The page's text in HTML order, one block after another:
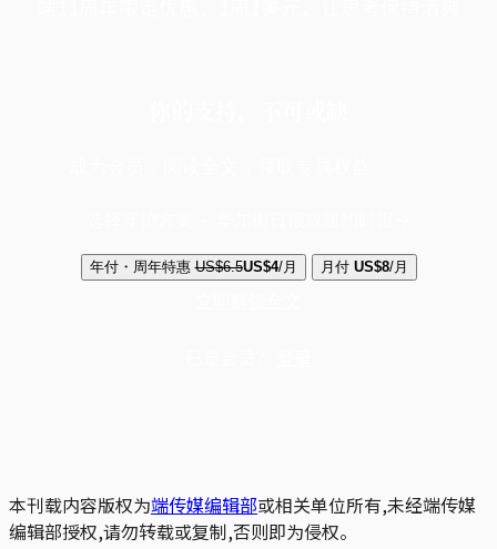
年付・周年特惠 US$6.5US$4/月 月付 US$8/月
本刊载内容版权为端传媒编辑部或相关单位所有,未经端传媒
编辑部授权,请勿转载或复制,否则即为侵权。